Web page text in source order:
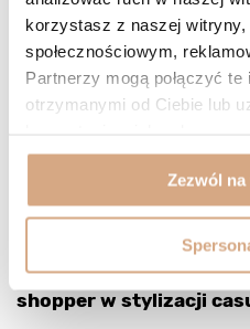
korzystasz z naszej witryny,
społecznościowym,
Partnerzy mogą połączyć
otrzymanymi od Ciebie lub
Zezwól
Jesień w barwach
shopper w stylizacji